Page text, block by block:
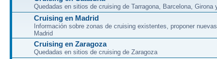
Quedadas en sitios de cruising de Tarragona, Barcelona, Girona
Cruising en Madrid
Información sobre zonas de cruising existentes, proponer
Madrid
Cruising en Zaragoza
Quedadas en sitios de cruising de Zaragoza